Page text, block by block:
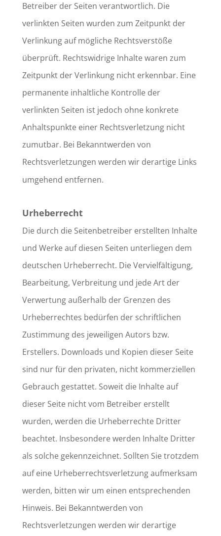
Betreiber der Seiten verantwortlich. Die
verlinkten Seiten wurden zum Zeitpunkt der
Verlinkung auf mögliche Rechtsverstöße
überprüft. Rechtswidrige Inhalte waren zum
Zeitpunkt der Verlinkung nicht erkennbar. Eine
permanente inhaltliche Kontrolle der
verlinkten Seiten ist jedoch ohne konkrete
Anhaltspunkte einer Rechtsverletzung nicht
zumutbar. Bei Bekanntwerden von
Rechtsverletzungen werden wir derartige Links
umgehend entfernen.
Urheberrecht
Die durch die Seitenbetreiber erstellten Inhalte
und Werke auf diesen Seiten unterliegen dem
deutschen Urheberrecht. Die Vervielfältigung,
Bearbeitung, Verbreitung und jede Art der
Verwertung außerhalb der Grenzen des
Urheberrechtes bedürfen der schriftlichen
Zustimmung des jeweiligen Autors bzw.
Erstellers. Downloads und Kopien dieser Seite
sind nur für den privaten, nicht kommerziellen
Gebrauch gestattet. Soweit die Inhalte auf
dieser Seite nicht vom Betreiber erstellt
wurden, werden die Urheberrechte Dritter
beachtet. Insbesondere werden Inhalte Dritter
als solche gekennzeichnet. Sollten Sie trotzdem
auf eine Urheberrechtsverletzung aufmerksam
werden, bitten wir um einen entsprechenden
Hinweis. Bei Bekanntwerden von
Rechtsverletzungen werden wir derartige